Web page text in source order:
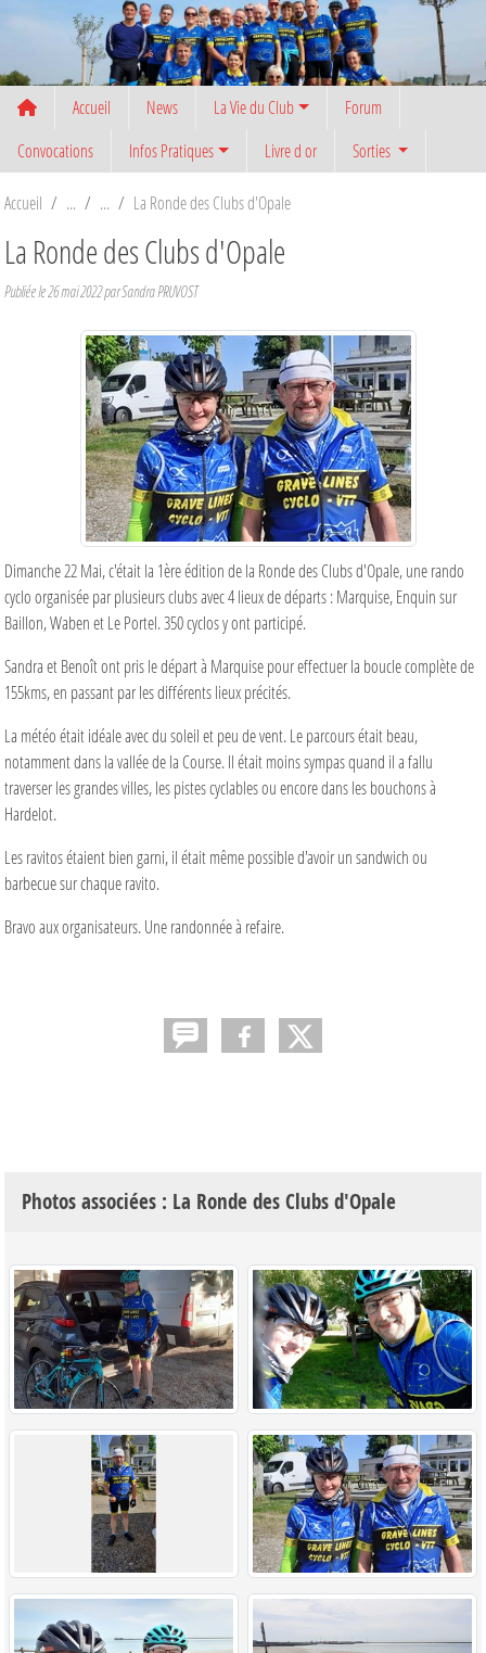
Accueil News La Vie du Club
Forum
Convocations
Infos Pratiques Livre d or Sorties
Accueil La Ronde des Clubs d'Opale
La Ronde des Clubs d'Opale
Publiée le26 mai 2022parSandra PRUVOST
Dimanche 22 Mai, c'était la 1ère édition de la Ronde des Clubs d'Opale, une rando
cyclo organisée par plusieurs clubs avec 4 lieux de départs : Marquise, Enquin sur
Baillon, Waben et Le Portel. 350 cyclos y ont participé.
Sandra et Benoît ont pris le départ à Marquise pour effectuer la boucle complète de
155kms, en passant par les différents lieux précités.
La météo était idéale avec du soleil et peu de vent. Le parcours était beau,
notamment dans la vallée de la Course. Il était moins sympas quand il a fallu
traverser les grandes villes, les pistes cyclables ou encore dans les bouchons à
Hardelot.
Les ravitos étaient bien garni, il était même possible d'avoir un sandwich ou
barbecue sur chaque ravito.
Bravo aux organisateurs. Une randonnée à refaire.
Photos associées : La Ronde des Clubs d'Opale
Panneau de gestion des cookies